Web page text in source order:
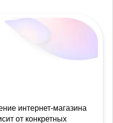
интернет-магазина
от конкретных